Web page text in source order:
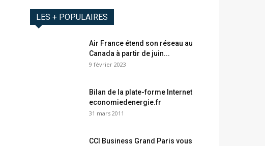
LES + POPULAIRES
Air France étend son réseau au
Canada à partir de juin...
9 février 2023
Bilan de la plate-forme Internet
economiedenergie.fr
31 mars 2011
CCI Business Grand Paris vous